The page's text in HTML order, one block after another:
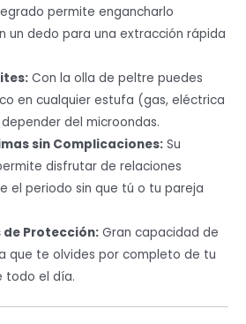
permite engancharlo
un dedo para una extracción rápida
Con la olla de peltre puedes
en cualquier estufa (gas, eléctrica
del microondas.
sin Complicaciones: Su
disfrutar de relaciones
el periodo sin que tú o tu pareja
de Protección: Gran capacidad de
que te olvides por completo de tu
todo el día.